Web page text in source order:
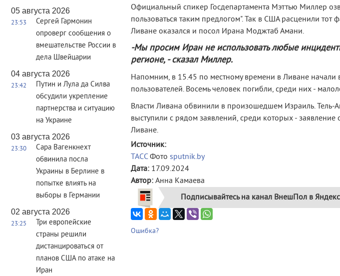
05 августа 2026
23:53
Сергей Гармонин
опроверг сообщения о
вмешательстве России в
дела Швейцарии
04 августа 2026
23:42
Путин и Лула да Силва
обсудили укрепление
партнерства и ситуацию
на Украине
03 августа 2026
23:30
Сара Вагенкнехт
обвинила посла
Украины в Берлине в
попытке влиять на
выборы в Германии
02 августа 2026
23:25
Три европейские
страны решили
дистанцироваться от
планов США по атаке на
Иран
Официальный спикер Госдепартамента Мэттью Миллер
пользоваться таким предлогом". Так в США расценили тот
Ливане оказался и посол Ирана Моджтаб Амани.
-Мы просим Иран не использовать любые
регионе, - сказал Миллер.
Напомним, в 15.45 по местному времени в Ливане начали
пользователей. Восемь человек погибли, среди них -
Власти Ливана обвинили в произошедшем Израиль.
выступили с рядом заявлений, среди которых -
Ливане.
Источник:
ТАССФото sputnik.by
Дата: 17.09.2024
Автор: Анна Камаева
Подписывайтесь на канал ВнешПол в
Ошибка?